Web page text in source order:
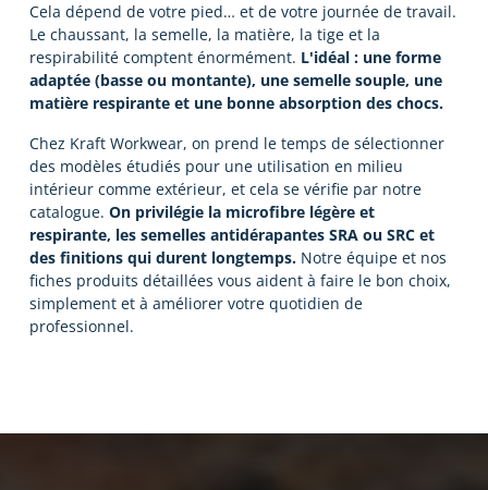
Cela dépend de votre pied… et de votre journée de travail.
Le chaussant, la semelle, la matière, la tige et la
respirabilité comptent énormément. L'idéal : une forme
adaptée (basse ou montante), une semelle souple, une
matière respirante et une bonne absorption des chocs.
Chez Kraft Workwear, on prend le temps de sélectionner
des modèles étudiés pour une utilisation en milieu
intérieur comme extérieur, et cela se vérifie par notre
catalogue. On privilégie la microfibre légère et
respirante, les semelles antidérapantes SRA ou SRC et
des finitions qui durent longtemps.Notre équipe et nos
fiches produits détaillées vous aident à faire le bon choix,
simplement et à améliorer votre quotidien de
professionnel.